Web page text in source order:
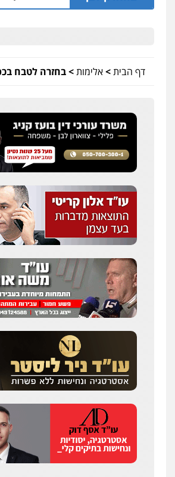
דף הבית>אלימות>בחזרה לטבח